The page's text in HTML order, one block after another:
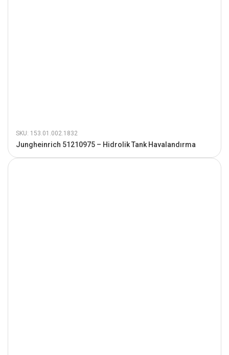
SKU: 153.01.002.1832
Jungheinrich 51210975 – Hidrolik Tank Havalandırma